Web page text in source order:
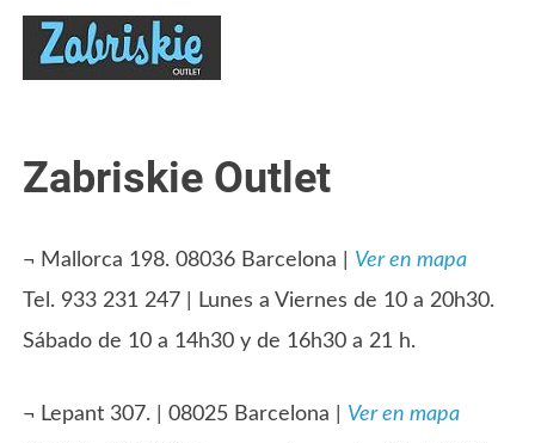
Zabriskie Outlet
¬ Mallorca 198. 08036 Barcelona | Ver en mapa
Tel. 933 231 247 | Lunes a Viernes de 10 a 20h30.
Sábado de 10 a 14h30 y de 16h30 a 21 h.
¬ Lepant 307. | 08025 Barcelona | Ver en mapa